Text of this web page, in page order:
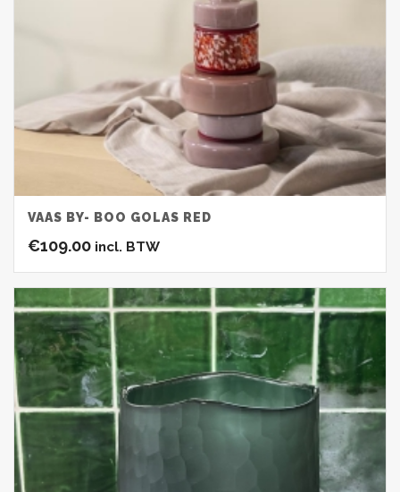
VAAS BY- BOO GOLAS RED
€109.00 incl. BTW